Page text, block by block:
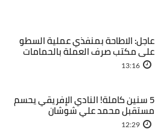
عاجل: الاطاحة بمنفذي عملية السطو
على مكتب صرف العملة بالحمامات
13:16
5 سنين كاملة! النادي الإفريقي يحسم
مستقبل محمد علي شوشان
12:29